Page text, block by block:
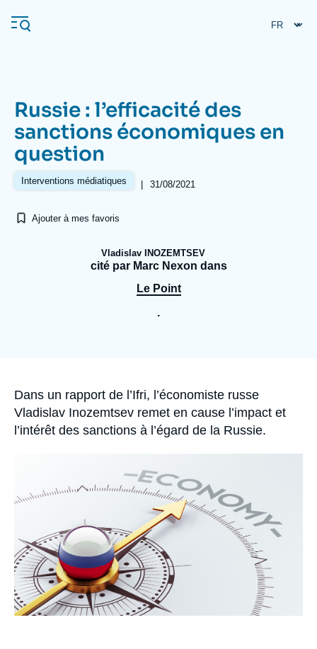
au
contenu
Navigation
principale
L'Ifri
Se connecter
À propos de l'Ifri
L'Ifri en bref Proche-Orient
Russie : l’efficacité des
sanctions économiques en
question
Interventions médiatiques | 31/08/2021
Ajouter à mes favoris
Vladislav INOZEMTSEV
cité par Marc Nexon dans
Le Point
.
Accroche
Dans un rapport de l’Ifri, l’économiste russe
Vladislav Inozemtsev remet en cause l’impact et
l’intérêt des sanctions à l’égard de la Russie.